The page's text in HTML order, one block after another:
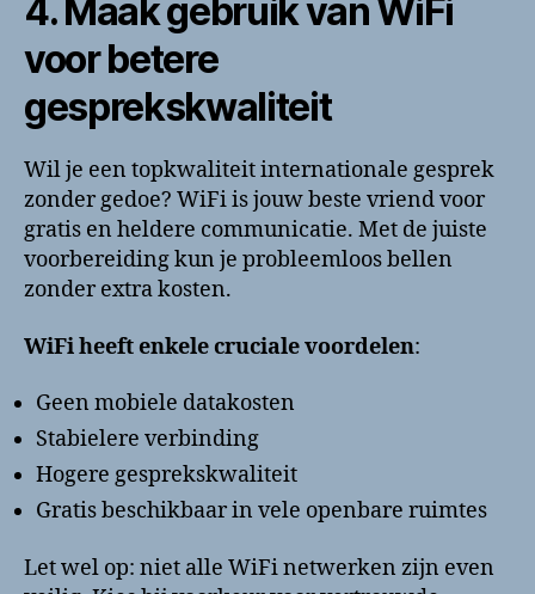
4. Maak gebruik van WiFi
voor betere
gesprekskwaliteit
Wil je een topkwaliteit internationale gesprek
zonder gedoe? WiFi is jouw beste vriend voor
gratis en heldere communicatie. Met de juiste
voorbereiding kun je probleemloos bellen
zonder extra kosten.
WiFi heeft enkele cruciale voordelen:
Geen mobiele datakosten
Stabielere verbinding
Hogere gesprekskwaliteit
Gratis beschikbaar in vele openbare ruimtes
Let wel op: niet alle WiFi netwerken zijn even